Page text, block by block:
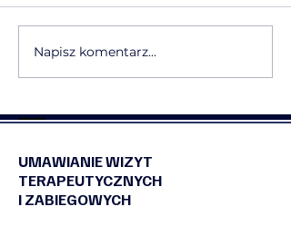
Otwieramy fotograficzny
cykl „Esencja Chwil”
Napisz komentarz...
UMAWIANIE WIZYT
TERAPEUTYCZNYCH
I ZABIEGOWYCH